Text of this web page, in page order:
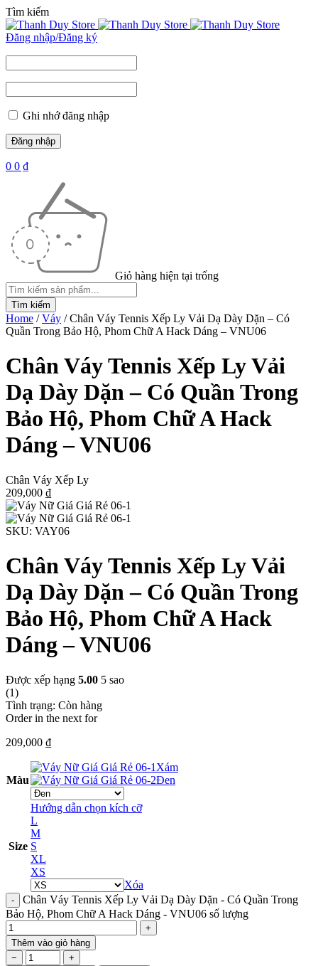
Tìm kiếm
Đăng nhập/Đăng ký
Ghi nhớ đăng nhập
0 0 ₫
Giỏ hàng hiện tại trống
Home / Váy /Chân Váy Tennis Xếp Ly Vải Dạ Dày Dặn – Có
Quần Trong Bảo Hộ, Phom Chữ A Hack Dáng – VNU06
Chân Váy Tennis Xếp Ly Vải
Dạ Dày Dặn – Có Quần Trong
Bảo Hộ, Phom Chữ A Hack
Dáng – VNU06
Chân Váy Xếp Ly
209,000 ₫
SKU: VAY06
Chân Váy Tennis Xếp Ly Vải
Dạ Dày Dặn – Có Quần Trong
Bảo Hộ, Phom Chữ A Hack
Dáng – VNU06
Được xếp hạng 5.00 5 sao
(1)
Tình trạng: Còn hàng
Order in the next for
209,000 ₫
Màu
Xám
Đen
Size
Hướng dẫn chọn kích cỡ
L
M
S
XL
XS
Xóa
Chân Váy Tennis Xếp Ly Vải Dạ Dày Dặn - Có Quần Trong
Bảo Hộ, Phom Chữ A Hack Dáng - VNU06 số lượng
Thêm vào giỏ hàng
−
+